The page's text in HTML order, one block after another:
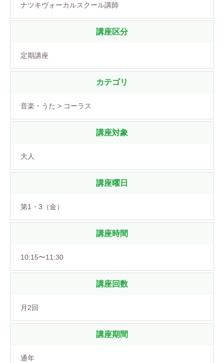
ナツキヴォーカルスクール講師
講座区分
定期講座
カテゴリ
音楽・うた > コーラス
講座対象
大人
講座曜日
第1・3（金）
講座時間
10:15〜11:30
講座回数
月2回
講座期間
通年